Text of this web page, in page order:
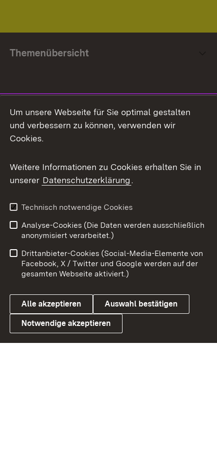
Themenübersicht
Facebook
X / Twitter
Youtube
Link zum Landesportal
Impressum
Kontakt
Barrierefreiheit
Datenschutz
Cookies
Um unsere Webseite für Sie optimal gestalten
und verbessern zu können, verwenden wir
Cookies.
Weitere Informationen zu Cookies erhalten Sie in
unserer Datenschutzerklärung.
Technisch notwendige Cookies
Analyse-Cookies (Die Daten werden ausschließlich
anonymisiert verarbeitet.)
Drittanbieter-Cookies (Social-Media-Elemente von
Facebook, X / Twitter und Google werden auf der
gesamten Webseite aktiviert.)
Alle akzeptieren Auswahl bestätigen
Notwendige akzeptieren